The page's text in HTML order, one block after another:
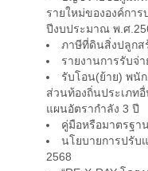
รายใหม่ขององค์กา
ปีงบประมาณ พ.ศ
ภาษีที่ดินสิ่งปลูกส
รายงานการรับจ่
รับโอน(ย้าย) พนั
ส่วนท้องถิ่นประเภท
แผนอัตรากำลัง 3 ปี
คู่มือหรือมาตรฐา
นโยบายการปรับ
2568